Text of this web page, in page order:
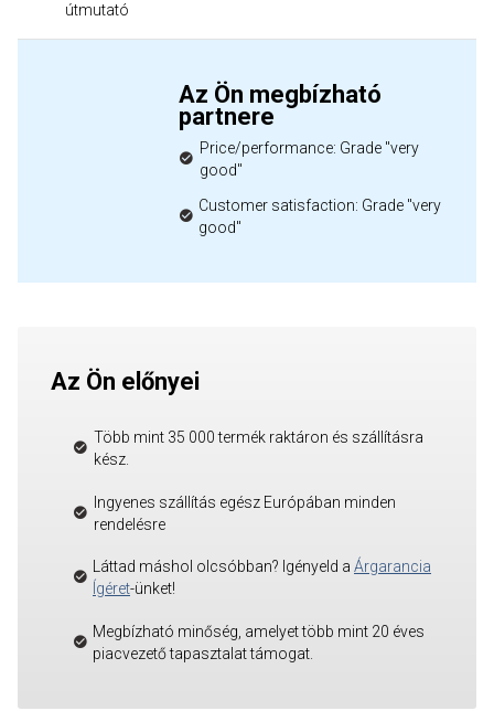
útmutató
Az Ön megbízható
partnere
Price/performance: Grade "very
good"
Customer satisfaction: Grade "very
good"
Az Ön előnyei
Több mint 35 000 termék raktáron és szállításra
kész.
Ingyenes szállítás egész Európában minden
rendelésre
Láttad máshol olcsóbban? Igényeld a Árgarancia
Ígéret-ünket!
Megbízható minőség, amelyet több mint 20 éves
piacvezető tapasztalat támogat.